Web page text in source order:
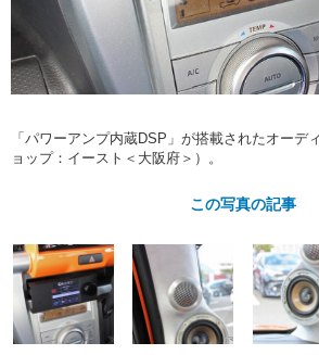
フィルム・ラッピング
特集記事
ストップ 不具合修理＆粗悪修理
カーメー
ショップ紹介
ショップレポート
レストア
カーメーカー「旧車」関連プロジ
ェクト
イベント
「パワーアンプ内蔵DSP」が搭載されたオーデ
ョップ：イースト＜大阪府＞）。
この写真の記事